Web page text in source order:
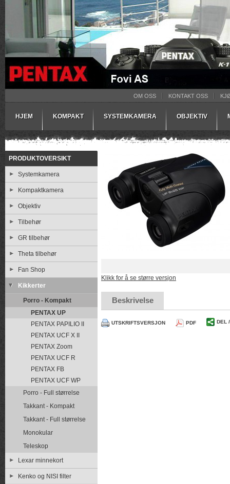
OM OSS KONTAKT OSS
HJEM KOMPAKT SYSTEMKAMERA OBJEKTIV
PRODUKTOVERSIKT
Systemkamera
Kompaktkamera
Objektiv
Tilbehør
GR tilbehør
Theta tilbehør
Fan Shop
Kikkerter
Porro - Kompakt
PENTAX UP
PENTAX PAPILIO II
PENTAX UCF X II
PENTAX Zoom
PENTAX UCF R
PENTAX FB
PENTAX UCF WP
Porro - Full størrelse
Takkant - Kompakt
Takkant - Full størrelse
Monokular
Teleskop
Lexar minnekort
Kenko og NISI filter
Klikk for å se større versjon
Beskrivelse
UTSKRIFTSVERSJON PDF DEL